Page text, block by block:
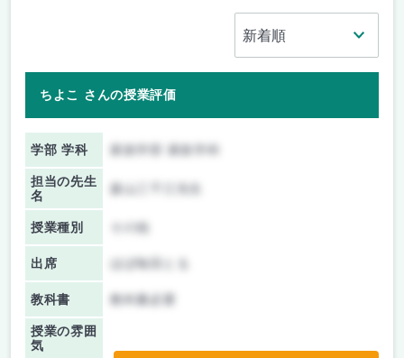
ちよこ さんの授業評価
学部 学科
担当の先生
名
森山三千江先生
授業種別 その他
出席 ほぼ毎回とる
教科書 教科書必要
授業の雰囲
気